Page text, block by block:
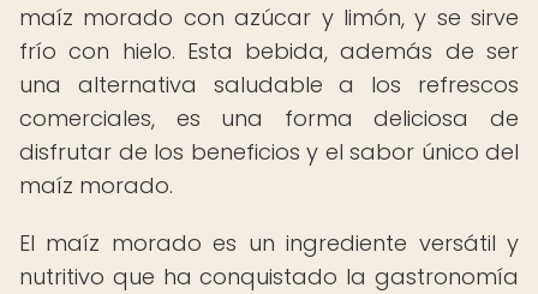
maíz morado con azúcar y limón, y se sirve
frío con hielo. Esta bebida, además de ser
una alternativa saludable a los refrescos
comerciales, es una forma deliciosa de
disfrutar de los beneficios y el sabor único del
maíz morado.
El maíz morado es un ingrediente versátil y
nutritivo que ha conquistado la gastronomía